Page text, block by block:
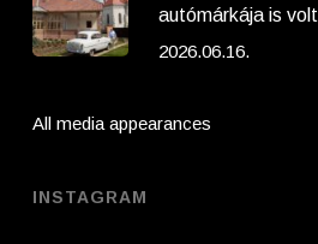
autómárkája is volt
2026.06.16.
All media appearances
INSTAGRAM